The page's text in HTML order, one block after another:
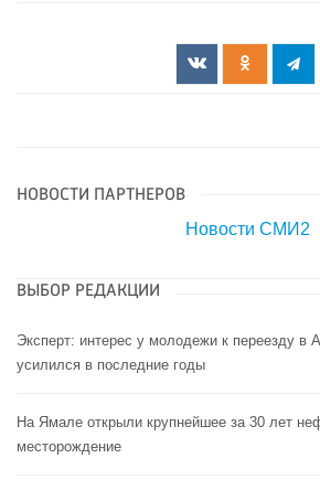
НОВОСТИ ПАРТНЕРОВ
Новости СМИ2
ВЫБОР РЕДАКЦИИ
Эксперт: интерес у молодежи к переезду в
усилился в последние годы
На Ямале открыли крупнейшее за 30 лет
месторождение